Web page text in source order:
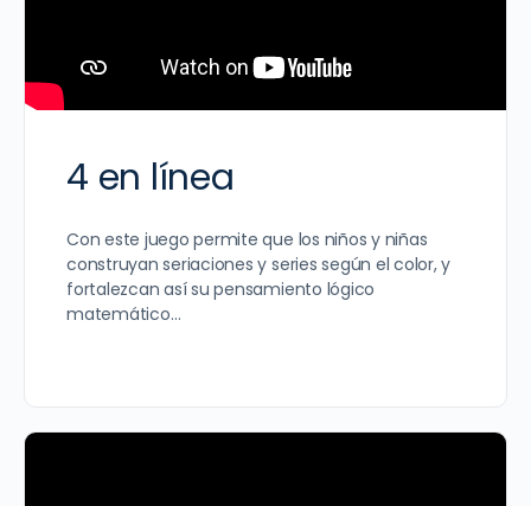
4 en línea
Con este juego permite que los niños y niñas
construyan seriaciones y series según el color, y
fortalezcan así su pensamiento lógico
matemático…